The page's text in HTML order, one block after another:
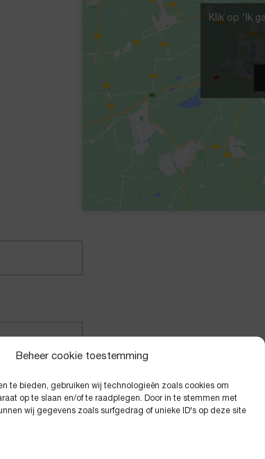
Beheer cookie toestemming
te bieden, gebruiken wij technologieën zoals cookies om
op te slaan en/of te raadplegen. Door in te stemmen met
wij gegevens zoals surfgedrag of unieke ID's op deze site
Klik op 'Ik